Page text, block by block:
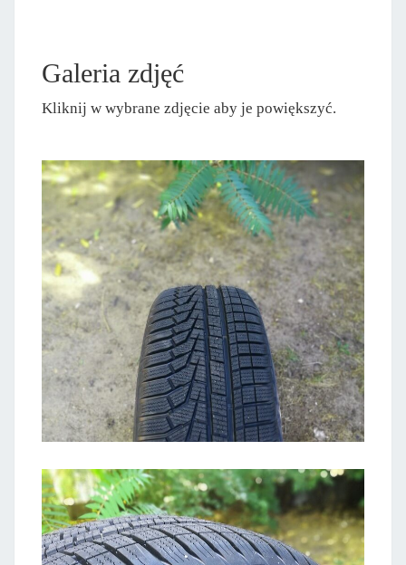
Galeria zdjęć
Kliknij w wybrane zdjęcie aby je powiększyć.